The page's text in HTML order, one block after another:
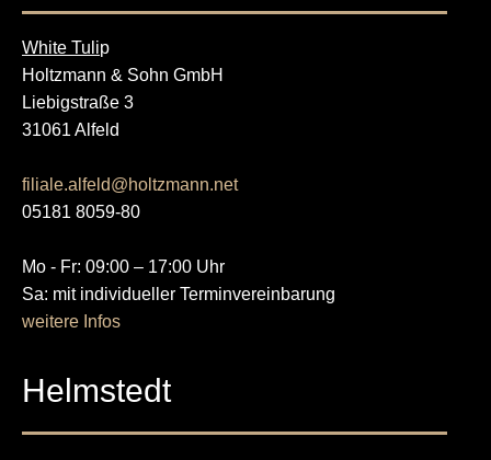
White Tulip
Holtzmann & Sohn GmbH
Liebigstraße 3
31061 Alfeld
filiale.alfeld@holtzmann.net
05181 8059-80
Mo - Fr: 09:00 – 17:00 Uhr
Sa: mit individueller Terminvereinbarung
weitere Infos
Helmstedt